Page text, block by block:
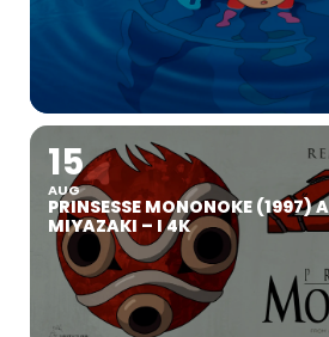
15
AUG
PRINSESSE MONONOKE (1997)
MIYAZAKI – I 4K